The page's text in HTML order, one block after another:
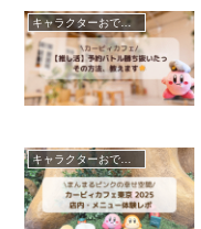
キャラクターおでかけ
キャラクターおでかけ